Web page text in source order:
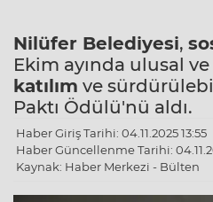
Nilüfer Belediyesi,
Ekim ayında ulusal
katılım ve
Paktı Ödülü'nü aldı.
Haber Giriş Tarihi: 04.11.2025 13:55
Haber Güncellenme Tarihi:
Kaynak: Haber Merkezi - Bülten